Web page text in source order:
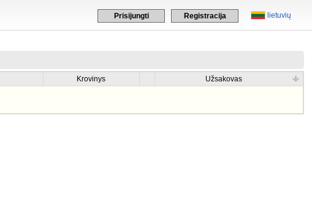
lietuvių
Prisijungti Registracija
Krovinys
Užsakovas